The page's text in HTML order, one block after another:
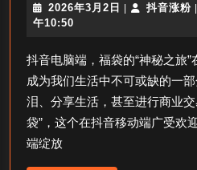
丝 电
端
可
以
2026年3月2日 2026
月
2
日
抖音涨粉 抖
粉
午10:50
抖音电脑端，福袋的“神秘之旅
成为我们生活中不可或缺的一
泪、分享生活，甚至进行商业
袋”，这个在抖音移动端广受欢
端绽放